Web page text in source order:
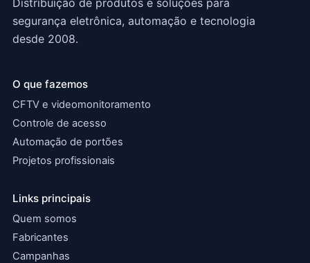
segurança eletrônica, automação e tecnologia
desde 2008.
O que fazemos
CFTV e videomonitoramento
Controle de acesso
Automação de portões
Projetos profissionais
Links principais
Quem somos
Fabricantes
Campanhas